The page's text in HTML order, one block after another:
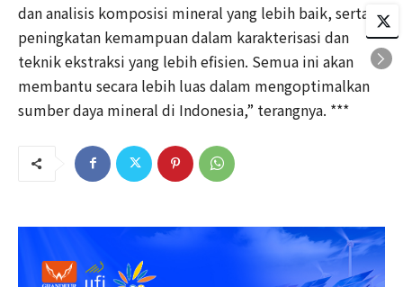
dan analisis komposisi mineral yang lebih baik, serta
peningkatan kemampuan dalam karakterisasi dan
teknik ekstraksi yang lebih efisien. Semua ini akan
membantu secara lebih luas dalam mengoptimalkan
sumber daya mineral di Indonesia,” terangnya. ***